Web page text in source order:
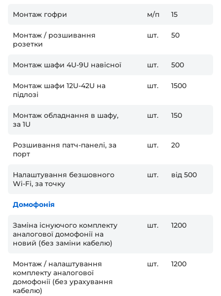
Монтаж гофри м/п 15
Монтаж / розшивання
розетки
шт. 50
Монтаж шафи 4U-9U навісної шт. 500
Монтаж шафи 12U-42U на
підлозі
шт. 1500
Монтаж обладнання в шафу,
за 1U
шт. 150
Розшивання патч-панелі, за
порт
шт. 20
Налаштування безшовного
Wi-Fi, за точку
шт. від 500
Домофонія
Заміна існуючого комплекту
аналогової домофонії на
новий (без заміни кабелю)
шт. 1200
Монтаж / налаштування
комплекту аналогової
домофонії (без урахування
кабелю)
шт. 1200